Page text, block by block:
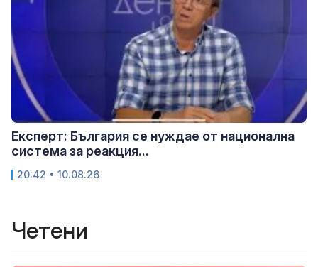
Експерт: България се нуждае от национална
система за реакция...
20:42 • 10.08.26
Четени